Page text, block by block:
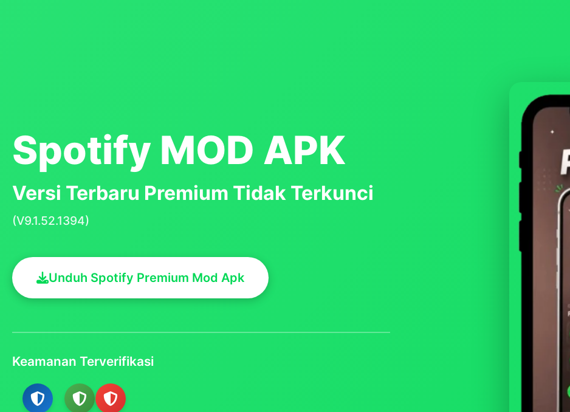
Spotify MOD APK
Versi Terbaru Premium Tidak Terkunci
(V9.1.52.1394)
Unduh Spotify Premium Mod Apk
Keamanan Terverifikasi